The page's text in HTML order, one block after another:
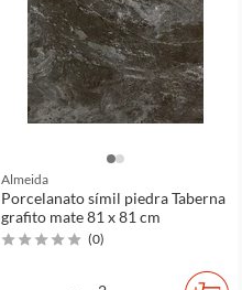
Almeida
Porcelanato símil piedra Taberna
grafito mate 81 x 81 cm
(0)